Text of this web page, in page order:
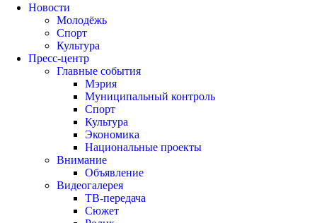
Новости
Молодёжь
Спорт
Культура
Пресс-центр
Главные события
Мэрия
Муниципальный контроль
Спорт
Культура
Экономика
Национальные проекты
Внимание
Объявление
Видеогалерея
ТВ-передача
Сюжет